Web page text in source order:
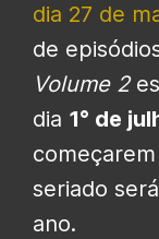
dia 27 de
de
Volume 2
dia 1° de
seriado
ano.